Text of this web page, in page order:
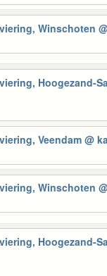
Winschoten
Hoogezand-
Veendam@
Winschoten
Hoogezand-